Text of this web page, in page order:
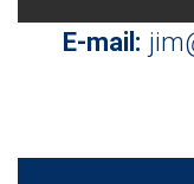
E-mail: